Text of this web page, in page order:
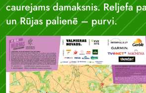
caurejams damaksnis. Reljefa
un Rūjas palienē – purvi.